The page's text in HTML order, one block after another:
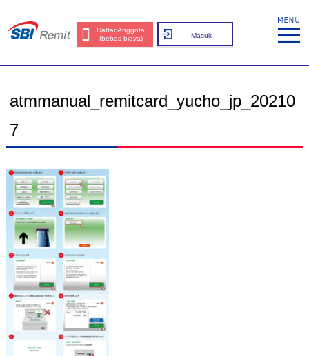
Daftar Anggota
(bebas biaya)
Masuk
atmmanual_remitcard_yucho_jp_20210
7